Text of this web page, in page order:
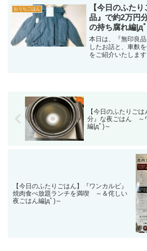
おうちごはん
【今日のふた
品』で約2万円
の持ち腐れ編|д
本日は、『無印良
したお話と、車麩
をご紹介いたしま
【今日のふたりご
分』な夜ごはん ～
編|дﾟ)～
【今日のふたりごはん】『ワンカルビ』
焼肉食べ放題ランチを満喫 ～＆侘しい
夜ごはん編|дﾟ)～